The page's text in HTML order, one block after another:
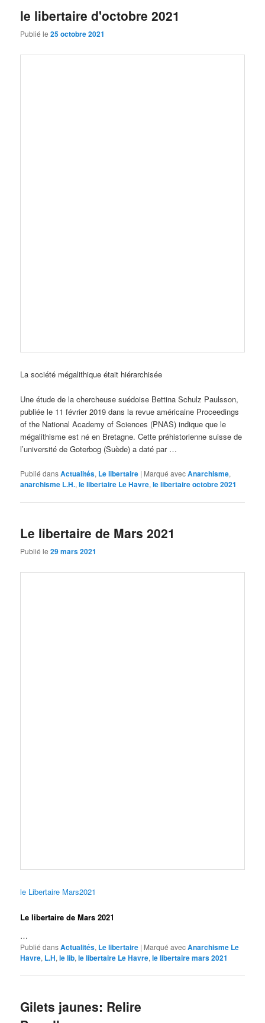
le libertaire d'octobre 2021
Publié le25 octobre 2021
La société mégalithique était hiérarchisée
Une étude de la chercheuse suédoise Bettina Schulz Paulsson,
publiée le 11 février 2019 dans la revue américaine Proceedings
of the National Academy of Sciences (PNAS) indique que le
mégalithisme est né en Bretagne. Cette préhistorienne suisse de
l’université de Goterbog (Suède) a daté par …
Publié dansActualités, Le libertaire | Marqué avecAnarchisme,
anarchisme L.H.,le libertaire Le Havre,le libertaire octobre 2021
Le libertaire de Mars 2021
Publié le29 mars 2021
le Libertaire Mars2021
Le libertaire de Mars 2021
…
Publié dansActualités, Le libertaire | Marqué avecAnarchisme Le
Havre, L.H,le lib,le libertaire Le Havre,le libertaire mars 2021
Gilets jaunes: Relire